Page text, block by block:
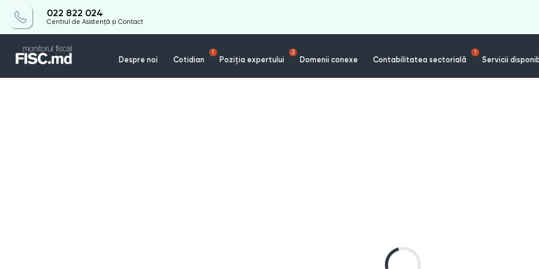
022 822 024
Centrul de Asistență și Contact
Despre noi Cotidian
1
Poziția expertului
2
Domenii conexe Contabilitatea sectorială
1
Servicii